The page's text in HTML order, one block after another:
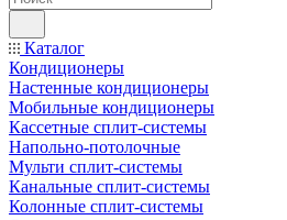
Каталог
Кондиционеры
Настенные кондиционеры
Мобильные кондиционеры
Кассетные сплит-системы
Напольно-потолочные
Мульти сплит-системы
Канальные сплит-системы
Колонные сплит-системы